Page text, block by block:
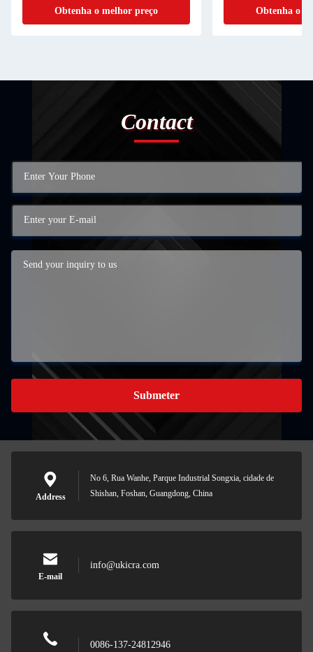
Obtenha o melhor preço Obtenha o
Contact
Submeter
Address
No 6, Rua Wanhe, Parque Industrial Songxia, cidade de
Shishan, Foshan, Guangdong, China
E-mail
info@ukicra.com
0086-137-24812946